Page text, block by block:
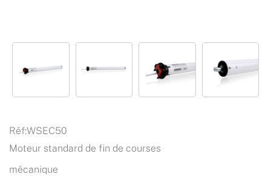
Réf:WSEC50
Moteur standard de fin de courses
mécanique